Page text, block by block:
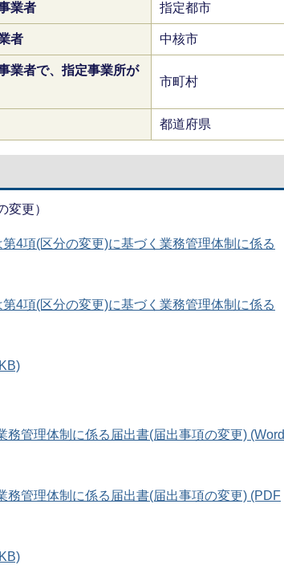
業者 指定都市
者 中核市
業者で、指定事業所が
市町村
都道府県
変更）
4項(区分の変更)に基づく業務管理体制に係る
4項(区分の変更)に基づく業務管理体制に係る
管理体制に係る届出書(届出事項の変更) (Word
管理体制に係る届出書(届出事項の変更) (PDF